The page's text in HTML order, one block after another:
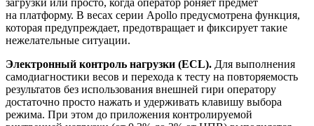
на платформу. В весах серии Apollo предусмотрена функция,
которая предупреждает, предотвращает и фиксирует такие
нежелательные ситуации.
Электронный контроль нагрузки (ECL). Для выполнения
самодиагностики весов и перехода к тесту на повторяемость
результатов без использования внешней гири оператору
достаточно просто нажать и удерживать клавишу выбора
режима. При этом до приложения контролируемой